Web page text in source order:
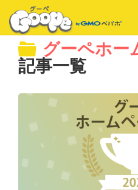
グーペホー
記事一覧